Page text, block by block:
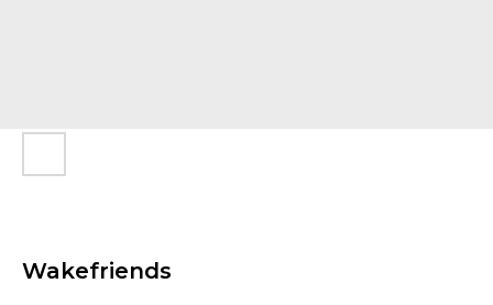
Wakefriends